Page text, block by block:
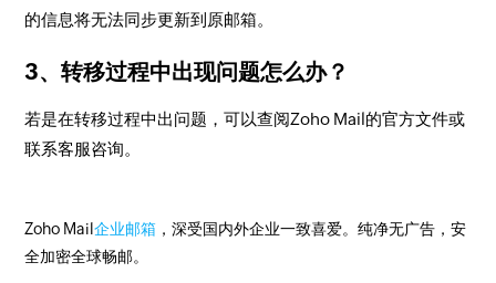
的信息将无法同步更新到原邮箱。
3、转移过程中出现问题怎么办？
若是在转移过程中出问题，可以查阅Zoho Mail的官方文件或
联系客服咨询。
Zoho Mail企业邮箱 ，深受国内外企业一致喜爱。纯净无广告，安
全加密全球畅邮。